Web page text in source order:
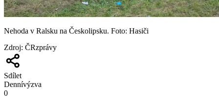
Nehoda v Ralsku na Českolipsku. Foto: Hasiči
Zdroj: ČRzprávy
Sdílet
Dennívýzva
0